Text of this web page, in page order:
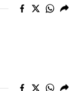
Hakkari